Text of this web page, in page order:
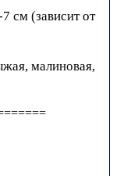
см (зависит от
малиновая,